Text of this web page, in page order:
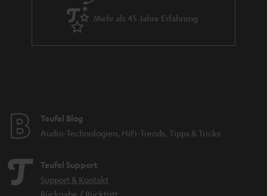
Streaming-System entwickelt worden. Dies ermöglicht die Nutzung von
Schnittstellen wie Apple AirPlay 2 und Google Cast. Hierdurch ist eine
gemeinsame Nutzung von Lautsprechern unabhängig des Herstellers
Warum sollte ich Teufel Home Speaker nutzen?
Kompatibiltät mit: Airplay 2, Google Cast, Spotify Connect, TIDAL*, TuneIn
sowie Bluetooth (*nur MOTIV HOME)
integriertem Vorverstärker).
Optischer Digitaleingang bei STEREO M 2 / L 2 für den TV-Sound
Einrichtung über iOS und Android möglich
Mehr als 45 Jahre Erfahrung
Teufel Blog
Audio-Technologien, HiFi-Trends, Tipps & Tricks
Teufel Support
Support & Kontakt
Rückgabe / Rücktritt